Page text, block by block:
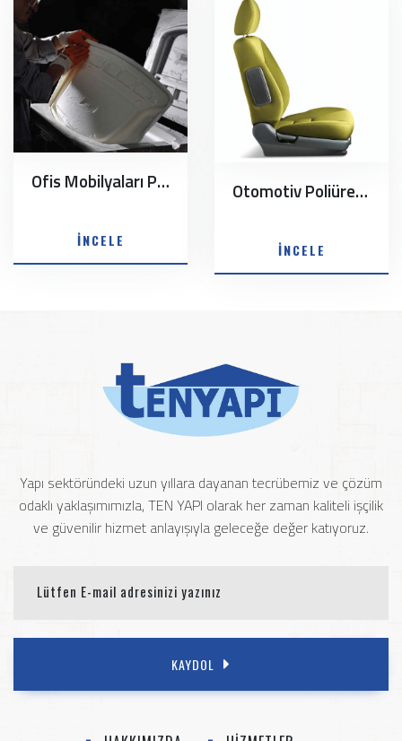
Ofis Mobilyaları Poliüretan Sünger Sistemleri
İNCELE
Otomotiv Poliüretan Sünger Sistemler
İNCELE
Yapı sektöründeki uzun yıllara dayanan tecrübemiz ve çözüm
odaklı yaklaşımımızla, TEN YAPI olarak her zaman kaliteli işçilik
ve güvenilir hizmet anlayışıyla geleceğe değer katıyoruz.
KAYDOL